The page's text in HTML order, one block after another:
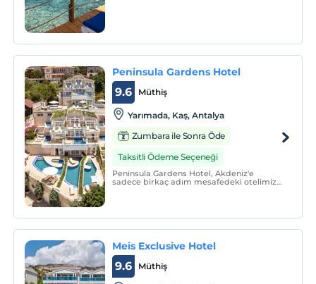
Peninsula Gardens Hotel
Müthiş
9.6
Yarımada, Kaş, Antalya
Zumbara ile Sonra Öde
Taksitli Ödeme Seçeneği
Peninsula Gardens Hotel, Akdeniz'e
sadece birkaç adım mesafedeki otelimiz,
odalar vardır.
Meis Exclusive Hotel
Müthiş
9.6